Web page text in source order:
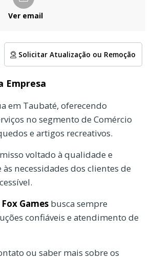
Ver email
Solicitar Atualização ou Remoção
Empresa
em Taubaté, oferecendo
no segmento de Comércio
e artigos recreativos.
voltado à qualidade e
necessidades dos clientes de
Fox Games busca sempre
confiáveis e atendimento de
ou saber mais sobre os